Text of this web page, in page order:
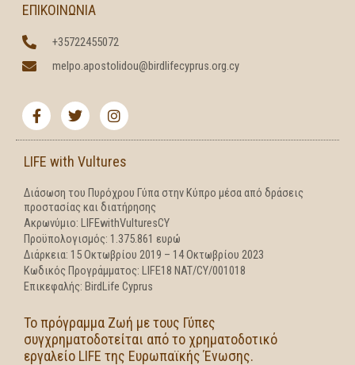
ΕΠΙΚΟΙΝΩΝΙΑ
+35722455072
melpo.apostolidou@birdlifecyprus.org.cy
a
c
e
o
k
-
f
w
i
t
e
n
s
t
g
a
m
LIFE with Vultures
Διάσωση του Πυρόχρου Γύπα στην Κύπρο μέσα από δράσεις
προστασίας και διατήρησης
Ακρωνύμιο: LIFEwithVulturesCY
Προϋπολογισμός: 1.375.861 ευρώ
Διάρκεια: 15 Οκτωβρίου 2019 – 14 Οκτωβρίου 2023
Κωδικός Προγράμματος: LIFE18 NAT/CY/001018
Επικεφαλής: BirdLife Cyprus
Το πρόγραμμα Zωή με τους Γύπες
συγχρηματοδοτείται από το χρηματοδοτικό
εργαλείο LIFE της Ευρωπαϊκής Ένωσης.